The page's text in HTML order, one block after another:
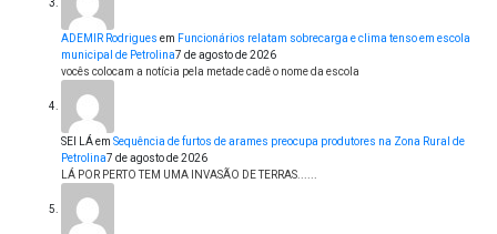
ADEMIR Rodrigues em Funcionários relatam sobrecarga e clima tenso em escola
municipal de Petrolina7 de agosto de 2026
vocês colocam a notícia pela metade cadê o nome da escola
SEI LÁem Sequência de furtos de arames preocupa produtores na Zona Rural de
Petrolina7 de agosto de 2026
LÁ POR PERTO TEM UMA INVASÃO DE TERRAS......